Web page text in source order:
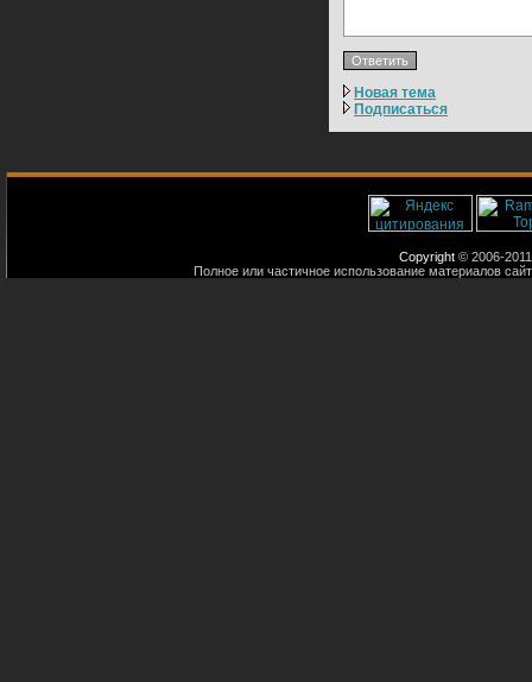
Новая тема
Подписаться
Copyright © 2006-
Полное или частичное использование материалов